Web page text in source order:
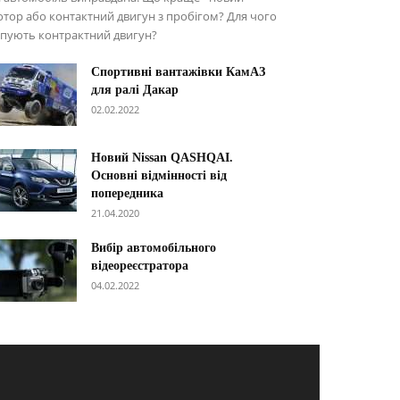
або контактний двигун з пробігом? Для чого
контрактний двигун?
Спортивні вантажівки КамАЗ
для ралі Дакар
02.02.2022
Новий Nissan QASHQAI.
Основні відмінності від
попередника
21.04.2020
Вибір автомобільного
відеореєстратора
04.02.2022